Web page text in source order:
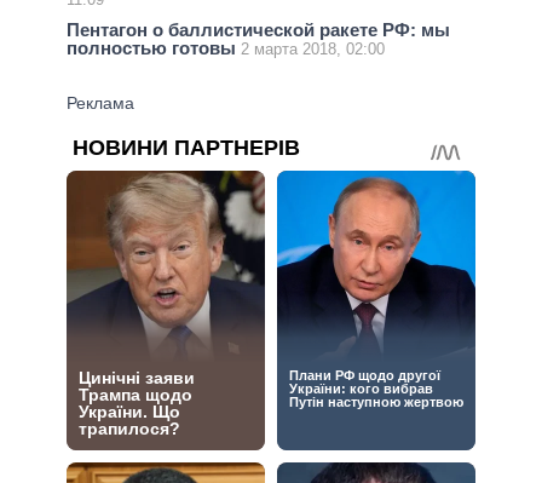
Пентагон о баллистической ракете РФ: мы
полностью готовы 2 марта 2018, 02:00